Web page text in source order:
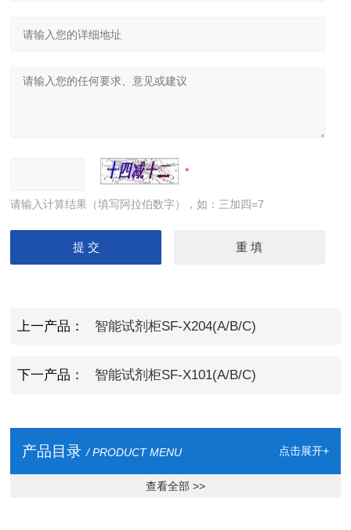
请输入计算结果（填写阿拉伯数字），如：三加四=7
上一产品： 智能试剂柜SF-X204(A/B/C)
下一产品： 智能试剂柜SF-X101(A/B/C)
产品目录 / PRODUCT MENU 点击展开+
查看全部 >>